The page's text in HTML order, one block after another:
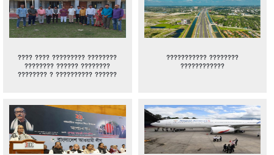
???? ???? ????????? ????????
???????? ?????? ????????
???????? ? ?????????? ??????
??????????? ????????
????????????